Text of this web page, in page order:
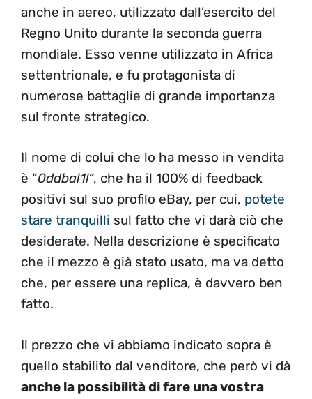
anche in aereo, utilizzato dall’esercito del
Regno Unito durante la seconda guerra
mondiale. Esso venne utilizzato in Africa
settentrionale, e fu protagonista di
numerose battaglie di grande importanza
sul fronte strategico.
Il nome di colui che lo ha messo in vendita
è “0ddbal1l“, che ha il 100% di feedback
positivi sul suo profilo eBay, per cui, potete
stare tranquilli sul fatto che vi darà ciò che
desiderate. Nella descrizione è specificato
che il mezzo è già stato usato, ma va detto
che, per essere una replica, è davvero ben
fatto.
Il prezzo che vi abbiamo indicato sopra è
quello stabilito dal venditore, che però vi dà
anche la possibilità di fare una vostra